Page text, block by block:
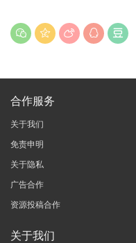
合作服务
关于我们
免责申明
关于隐私
广告合作
资源投稿合作
关于我们